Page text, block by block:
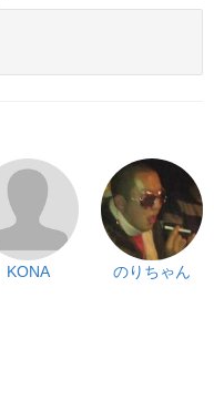
KONA のりちゃん